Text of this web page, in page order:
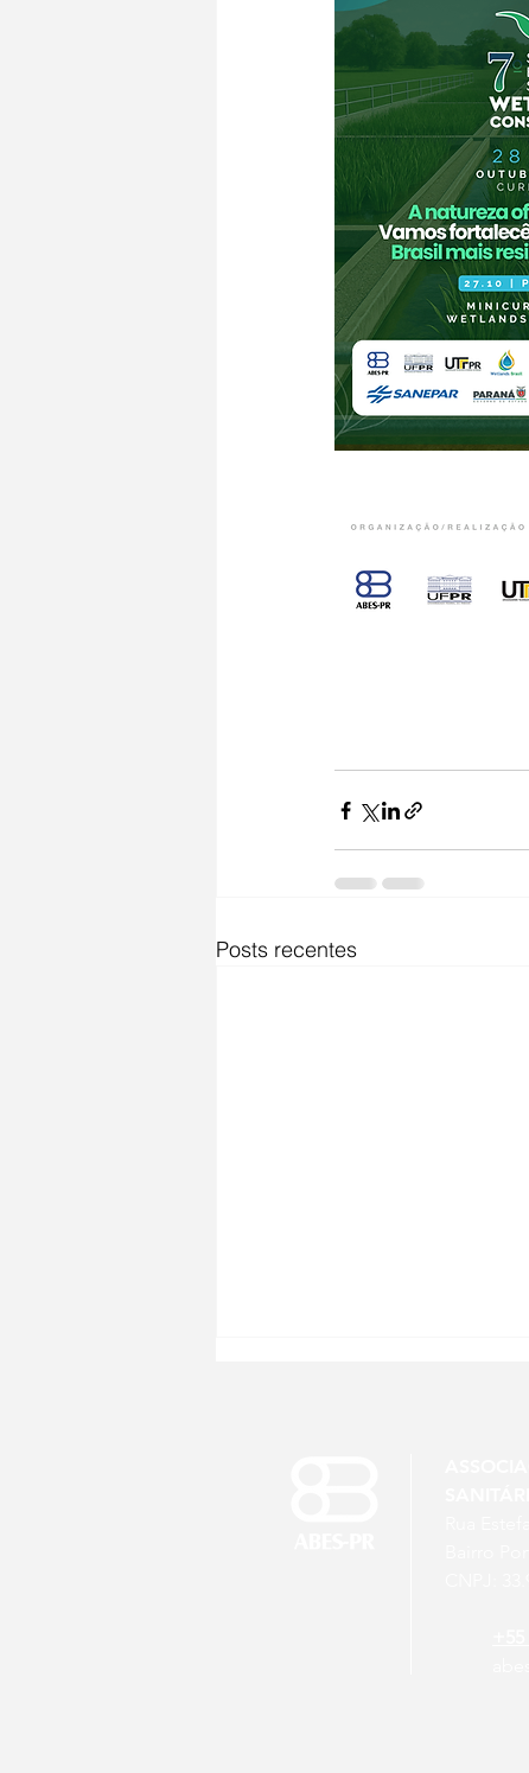
Posts recentes